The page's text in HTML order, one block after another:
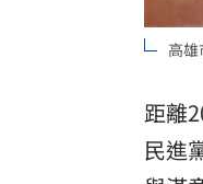
「拍
理想
高
距離
民進